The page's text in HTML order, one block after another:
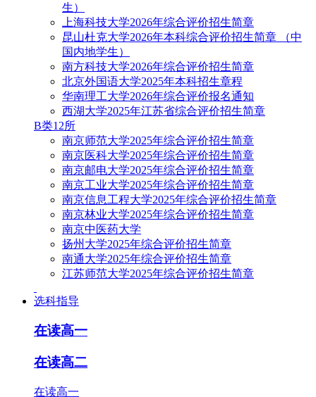
生）
上海科技大学2026年综合评价招生简章
昆山杜克大学2026年本科综合评价招生简章 （中
国内地学生）
南方科技大学2026年综合评价招生简章
北京外国语大学2025年本科招生章程
华南理工大学2026年综合评价报名通知
西湖大学2025年江苏省综合评价招生简章
B类12所
南京师范大学2025年综合评价招生简章
南京医科大学2025年综合评价招生简章
南京邮电大学2025年综合评价招生简章
南京工业大学2025年综合评价招生简章
南京信息工程大学2025年综合评价招生简章
南京林业大学2025年综合评价招生简章
南京中医药大学
扬州大学2025年综合评价招生简章
南通大学2025年综合评价招生简章
江苏师范大学2025年综合评价招生简章
选科指导
在读高一
在读高二
在读高一